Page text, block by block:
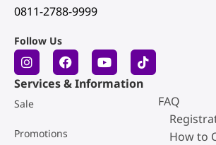
0811-2788-9999
Follow Us
Services & Information
Sale
Promotions
FAQ
How to